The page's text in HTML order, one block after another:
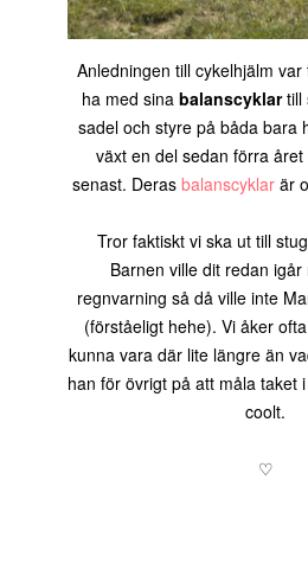
Anledningen till cykelhjälm
ha med sina balanscyklartill
sadel och styre på båda bara
växt en del sedan förra
senast. Deras balanscyklarär
Tror faktiskt vi ska ut till
Barnen ville dit redan
regnvarning så då ville inte
(förståeligt hehe). Vi åker
kunna vara där lite längre än
han för övrigt på att måla taket
coolt.
♡